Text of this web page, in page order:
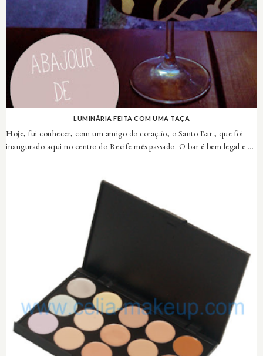
LUMINÁRIA FEITA COM UMA TAÇA
Hoje, fui conhecer, com um amigo do coração, o Santo Bar , que foi
inaugurado aqui no centro do Recife mês passado. O bar é bem legal e ...